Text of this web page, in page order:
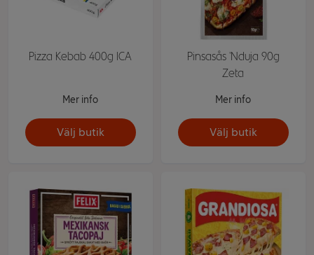
Pizza Kebab 400g ICA
Mer info
Välj butik
Pinsasås 'Nduja 90g
Zeta
Mer info
Välj butik